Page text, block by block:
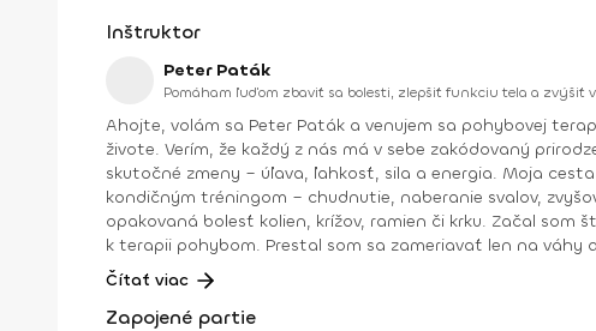
Inštruktor
Peter Paták
Pomáham ľuďom zbaviť sa bolesti, zlepšiť funkciu tela a zvýšiť
Ahojte, volám sa Peter Paták a venujem sa pohybovej terapii. Pomáham ľuďom zbaviť sa bolesti, zlepšiť funkciu tela a zvýšiť výkon – či už pri športe, alebo v
živote. Verím, že každý z nás má v sebe zakódovaný
skutočné zmeny – úľava, ľahkosť, sila a energia. Moja cesta začala pred viac ako 11 rokmi po skončení štúdia na FTVŠ UK. Ako fitness tréner som sa spočiatku venoval
kondičným tréningom – chudnutie, naberanie svalov,
opakovaná bolesť kolien, krížov, ramien či krku. Začal som študovať pohyb do väčšej hĺbky, absolvoval kurzy a fyzioterapie a postupne som prešiel od klasických tréningov
k terapii pohybom. Prestal som sa zameriavať len na váhy
Dnes pomáham ľuďom objaviť silu zdravého pohybu.
tie správne informácie a techniky, aby ste z každého pohybu vyťažili maximum pre svoje zdravie.
Čítať viac
Zapojené partie